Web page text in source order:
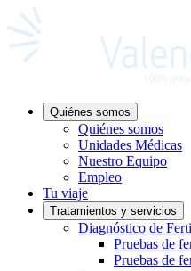
Quiénes somos
Quiénes somos
Unidades Médicas
Nuestro Equipo
Empleo
Tu viaje
Tratamientos y servicios
Diagnóstico de
Pruebas de
Pruebas de